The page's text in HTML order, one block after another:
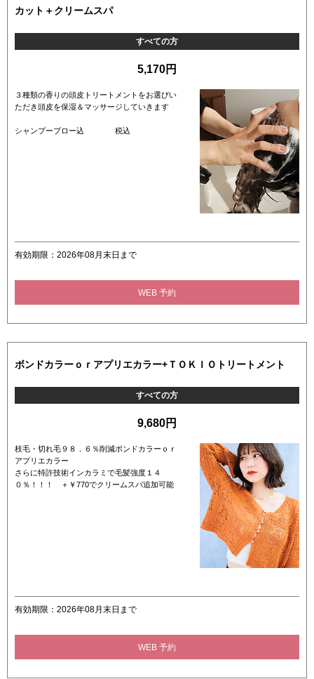
カット＋クリームスパ
すべての方
5,170円
３種類の香りの頭皮トリートメントをお選びい
ただき頭皮を保湿＆マッサージしていきます
シャンプーブロー込 税込
有効期限：2026年08月末日まで
WEB 予約
ボンドカラーｏｒアプリエカラー+ＴＯＫＩＯトリートメント
すべての方
9,680円
枝毛・切れ毛９８．６％削減ボンドカラーｏｒ
アプリエカラー
さらに特許技術インカラミで毛髪強度１４
０％！！！ ＋￥770でクリームスパ追加可能
有効期限：2026年08月末日まで
WEB 予約